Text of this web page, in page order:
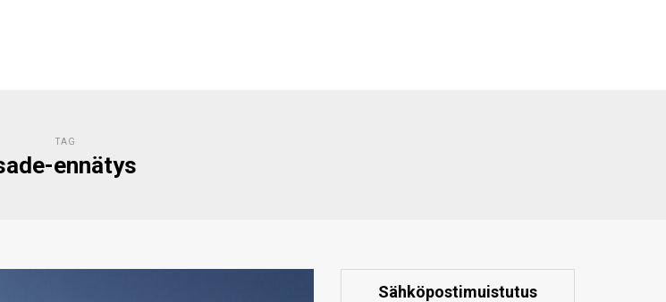
TAG
ennätys
Sähköpostimuistutus